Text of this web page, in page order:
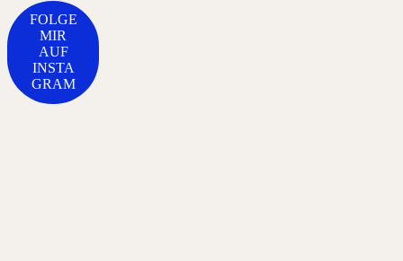
FOLGE
MIR
AUF
INSTA
GRAM